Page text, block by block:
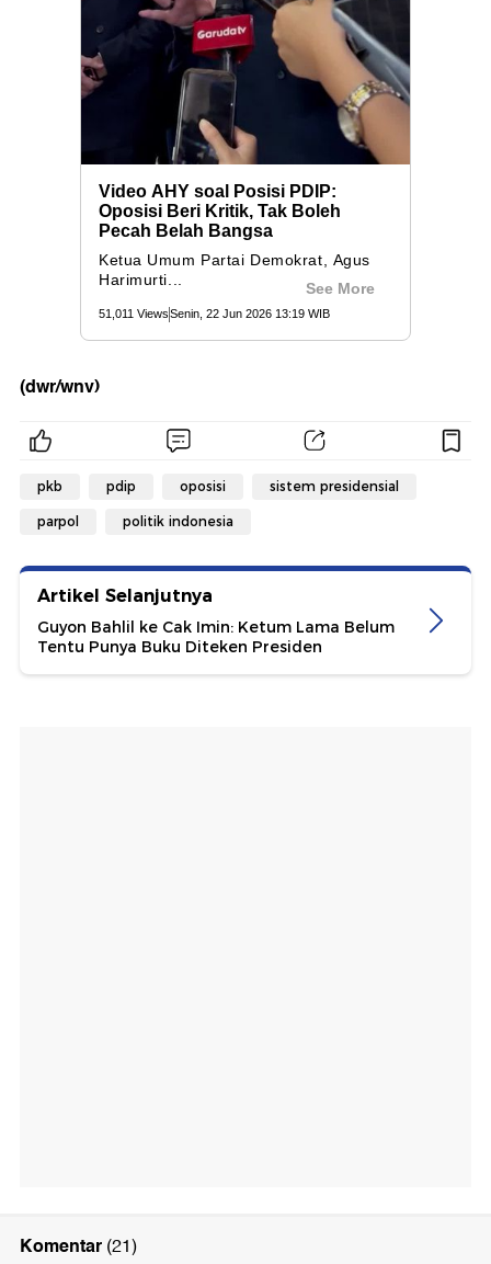
(dwr/wnv)
pkb pdip oposisi sistem presidensial
parpol politik indonesia
Artikel Selanjutnya
Guyon Bahlil ke Cak Imin: Ketum Lama Belum
Tentu Punya Buku Diteken Presiden